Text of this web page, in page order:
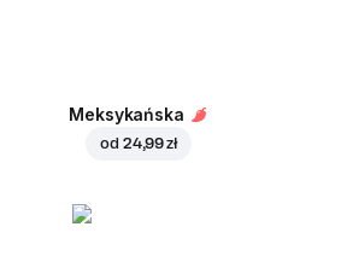
Meksykańska
od 24,99 zł